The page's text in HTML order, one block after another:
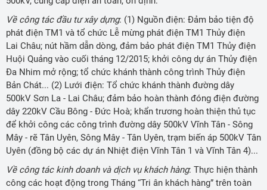
Về công tác đầu tư xây dựng: (1) Nguồn điện: Đảm bảo tiện độ
phát điện TM1 và tổ chức Lễ mừng phát điện TM1 Thủy điện
Lai Châu; nút hầm dẫn dòng, đảm bảo phát điện TM1 Thủy điện
Huội Quảng vào cuối tháng 12/2015; khởi công dự án Thủy điện
Đa Nhim mở rộng; tổ chức khánh thành công trình Thủy điện
Bản Chát... (2) Lưới điện: Tổ chức khánh thành đường dây
500kV Sơn La - Lai Châu; đảm bảo hoàn thành đóng điện đường
dây 220kV Cầu Bông - Đức Hoà; khẩn trương hoàn thiện thủ tục
để khởi công các công trình đường dây 500kV Vĩnh Tân - Sông
Mây - rẽ Tân Uyên, Sông Mây - Tân Uyên, trạm biến áp 500kV Tân
Uyên (đồng bộ các dự án Nhiệt điện Vĩnh Tân 1 và Vĩnh Tân 4)...
Về công tác kinh doanh và dịch vụ khách hàng: Thực hiện thành
công các hoạt động trong Tháng “Tri ân khách hàng” trên toàn